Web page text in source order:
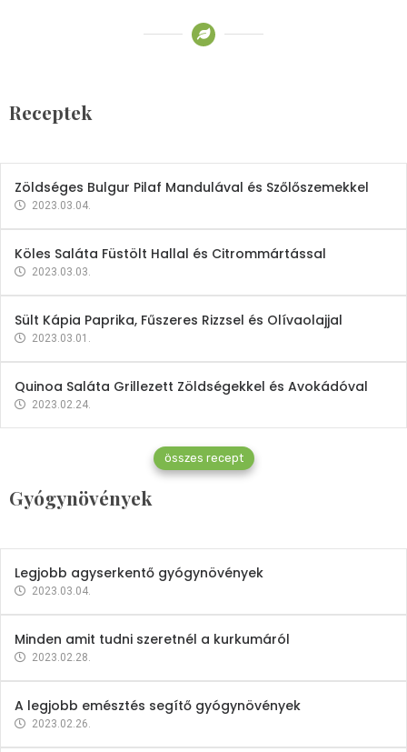
Receptek
2023.03.06.
Zöldséges Bulgur Pilaf Mandulával és Szőlőszemekkel
2023.03.04.
Köles Saláta Füstölt Hallal és Citrommártással
2023.03.03.
Sült Kápia Paprika, Fűszeres Rizzsel és Olívaolajjal
2023.03.01.
Quinoa Saláta Grillezett Zöldségekkel és Avokádóval
2023.02.24.
összes recept
Gyógynövények
Gyógynövények
Mindent a petrezselyemről
2023.12.21.
Legjobb agyserkentő gyógynövények
2023.03.04.
Minden amit tudni szeretnél a kurkumáról
2023.02.28.
A legjobb emésztés segítő gyógynövények
2023.02.26.